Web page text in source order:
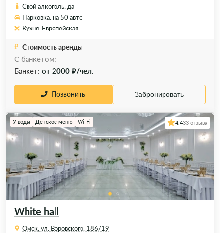
Свой алкоголь: да
Парковка: на 50 авто
Кухня: Европейская
Стоимость аренды
С банкетом:
Банкет: от 2000 ₽/чел.
Позвонить Забронировать
White hall
У воды Детское меню Wi-Fi 4.433 отзыва
Омск, ул. Воровского, 186/19